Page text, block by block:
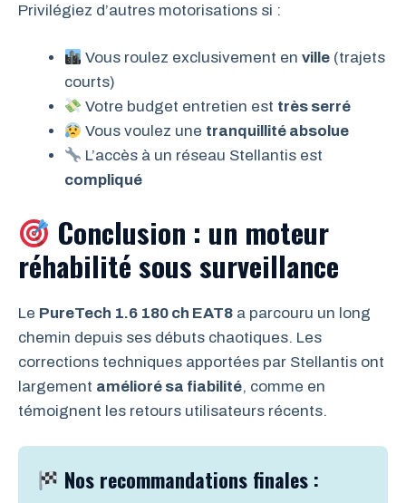
Privilégiez d’autres motorisations si :
Vous roulez exclusivement enville (trajets
courts)
Votre budget entretien est très serré
Vous voulez une tranquillité absolue
L’accès à un réseau Stellantis est
compliqué
Conclusion : un moteur
réhabilité sous surveillance
Le PureTech 1.6 180 ch EAT8 a parcouru un long
chemin depuis ses débuts chaotiques. Les
corrections techniques apportées par Stellantis ont
largement amélioré sa fiabilité, comme en
témoignent les retours utilisateurs récents.
Nos recommandations finales :